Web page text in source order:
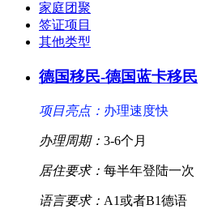
家庭团聚
签证项目
其他类型
德国移民-德国蓝卡移民
项目亮点： 办理速度快
办理周期： 3-6个月
居住要求： 每半年登陆一次
语言要求： A1或者B1德语